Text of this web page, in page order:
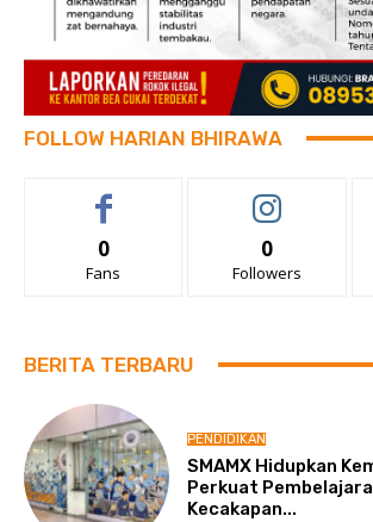
FOLLOW HARIAN BHIRAWA
0
Fans
0
Followers
BERITA TERBARU
PENDIDIKAN
SMAMX Hidupkan
Perkuat
Kecakapan...